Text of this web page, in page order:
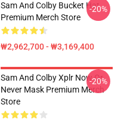
Sam And Colby Bucket Hat
Premium Merch Store
₩2,962,700 - ₩3,169,400
-20%
Sam And Colby Xplr Now Or
Never Mask Premium Merch
Store
-20%